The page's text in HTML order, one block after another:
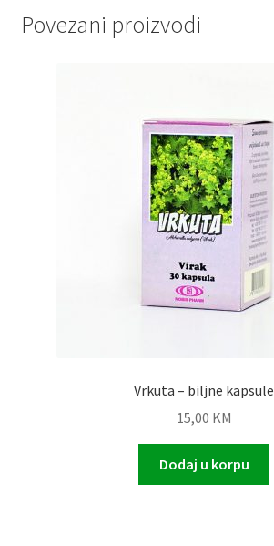
Povezani proizvodi
Vrkuta – biljne kapsule
15,00 KM
Dodaj u korpu